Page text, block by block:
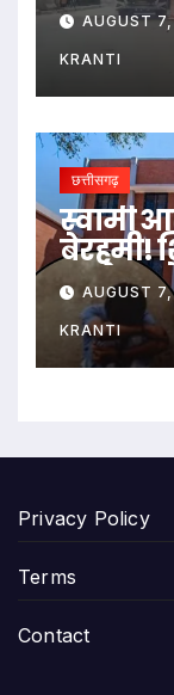
AUGUST
KRANTI
छत्तीसगढ़
स्वामी
बेरहमी!
आरोप,
AUGUST
KRANTI
Privacy Policy
Terms
Contact